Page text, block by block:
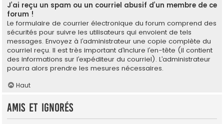
J’ai reçu un spam ou un courriel abusif d’un membre de ce
forum !
Le formulaire de courrier électronique du forum comprend des
sécurités pour suivre les utilisateurs qui envoient de tels
messages. Envoyez à l’administrateur une copie complète du
courriel reçu. Il est très important d’inclure l’en-tête (il contient
des informations sur l’expéditeur du courriel). L’administrateur
pourra alors prendre les mesures nécessaires.
Haut
Amis et ignorés